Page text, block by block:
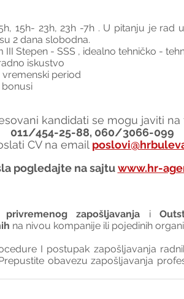
15h- 23h, 23h -7h . U pitanju je rad
2 dana slobodna.
III Stepen - SSS , idealno tehničko -
iskustvo
period
bonusi
kandidati se mogu javiti na
011/454-25-88, 060/3066-099
CV na email
pogledajte na sajtu www.hr-
zapošljavanja i
na nivou kompanije ili pojedinih
I postupak zapošljavanja
obavezu zapošljavanja